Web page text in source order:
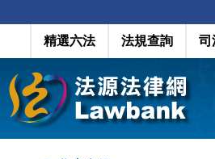
精選六法 法規查詢 司